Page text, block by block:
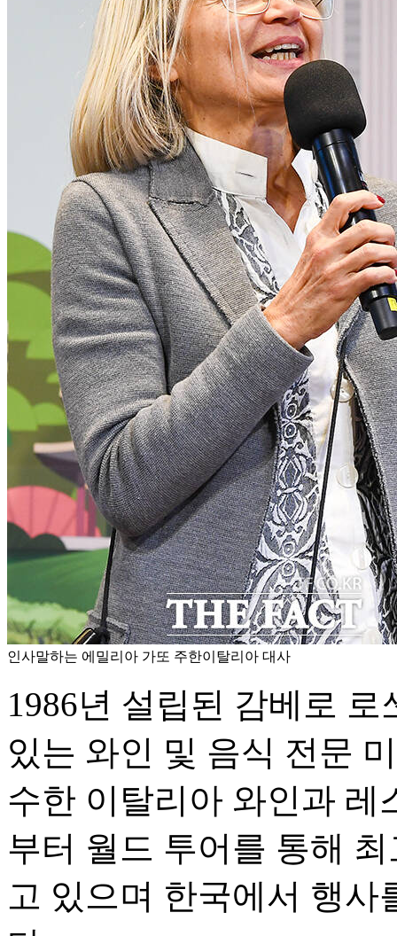
인사말하는 에밀리아 가또 주한이탈리아 대사
1986년 설립된 감베로
있는 와인 및 음식 전문
수한 이탈리아 와인과 레
부터 월드 투어를 통해
고 있으며 한국에서 행사